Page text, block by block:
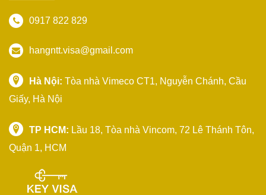
0917 822 829
hangntt.visa@gmail.com
Hà Nội: Tòa nhà Vimeco CT1, Nguyễn Chánh, Cầu
Giấy, Hà Nội
TP HCM: Lầu 18, Tòa nhà Vincom, 72 Lê Thánh Tôn,
Quận 1, HCM